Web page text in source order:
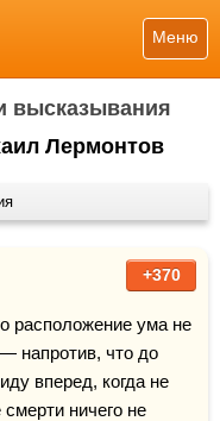
Меню
высказывания
Лермонтов
+370
расположение ума не
напротив, что до
вперед, когда не
ничего не